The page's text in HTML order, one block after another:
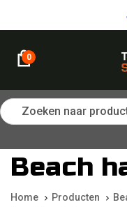
navigation
content
0
Zoeken naar
Beach
Home Producten